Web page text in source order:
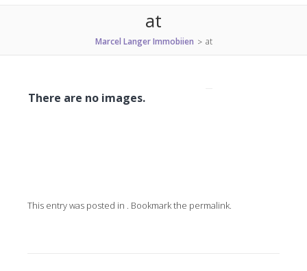
at
Marcel Langer Immobiien > at
There are no images.
This entry was posted in . Bookmark the permalink.